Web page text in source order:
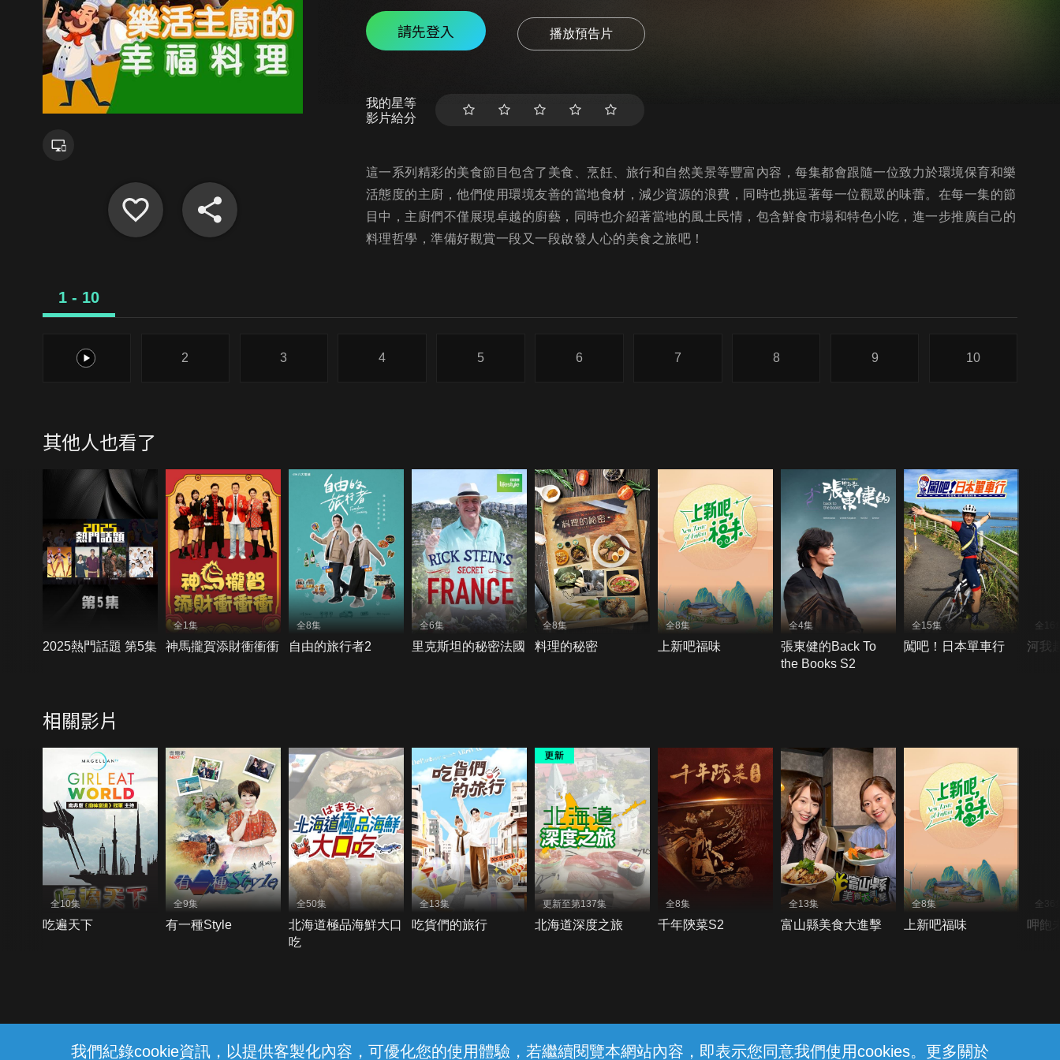
我們紀錄cookie資訊，以提供客製化內容，可優化您的使用體驗，若繼續閱覽本網站內容，即表示您同意我們使用cookies。更多關於
請先登入 播放預告片
我的星等
影片給分
這一系列精彩的美食節目包含了美食、烹飪、旅行和自然美景等豐富內容，每集都會跟隨一位致力於環境保育和樂
活態度的主廚，他們使用環境友善的當地食材，減少資源的浪費，同時也挑逗著每一位觀眾的味蕾。在每一集的節
目中，主廚們不僅展現卓越的廚藝，同時也介紹著當地的風土民情，包含鮮食市場和特色小吃，進一步推廣自己的
料理哲學，準備好觀賞一段又一段啟發人心的美食之旅吧！
1 - 10
1 2 3 4 5 6 7 8 9 10
其他人也看了
2025熱門話題 第5集
全1集
神馬攏賀添財衝衝衝
全8集
自由的旅行者2
全6集
里克斯坦的秘密法國
全8集
料理的秘密
全8集
上新吧福味
全4集
張東健的Back To
the Books S2
全15集
闖吧！日本單車行
全16
河我
相關影片
全10集
吃遍天下
全9集
有一種Style
全50集
北海道極品海鮮大口
吃
全13集
吃貨們的旅行
更新至第137集
北海道深度之旅
全8集
千年陝菜S2
全13集
富山縣美食大進擊
全8集
上新吧福味
全36
呷飽
線上客服 服務條款 隱私權保護